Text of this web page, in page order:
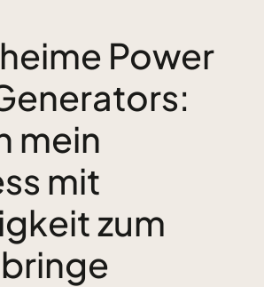
Power
mein
mit
zum